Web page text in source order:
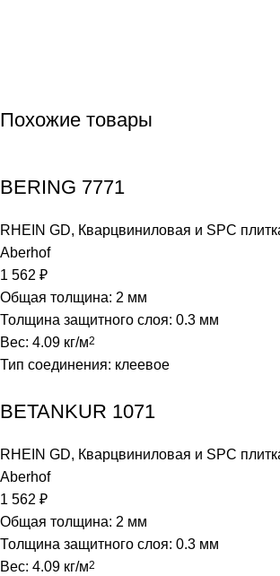
Похожие товары
BERING 7771
RHEIN GD, Кварцвиниловая и SPC
Aberhof
1 562 ₽
Общая толщина: 2 мм
Толщина защитного слоя: 0.3 мм
Вес: 4.09 кг/м2
Тип соединения: клеевое
BETANKUR 1071
RHEIN GD, Кварцвиниловая и SPC
Aberhof
1 562 ₽
Общая толщина: 2 мм
Толщина защитного слоя: 0.3 мм
Вес: 4.09 кг/м2